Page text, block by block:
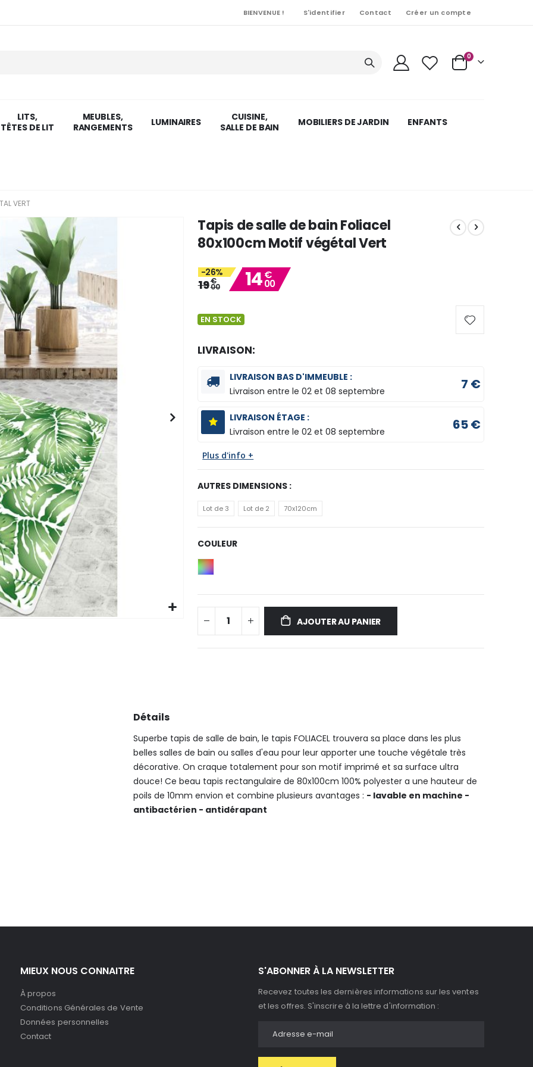
BIENVENUE ! S'identifier Contact Créer un compte
Cart
0Articles
LITS,
TÊTES DE LIT
MEUBLES,
RANGEMENTS
LUMINAIRES
CUISINE,
SALLE DE BAIN
MOBILIERS DE JARDIN ENFANTS
VERT
Tapis de salle de bain Foliacel
80x100cm Motif végétal Vert
-26%
19€
00 14€
00
EN STOCK
LIVRAISON:
LIVRAISON BAS D'IMMEUBLE :
Livraison entre le02 et 08 septembre 7 €
LIVRAISON ÉTAGE :
Livraison entre le02 et 08 septembre 65 €
Plus d'info +
AUTRES DIMENSIONS :
Lot de 3 Lot de 2 70x120cm
COULEUR
AJOUTER AU PANIER
Détails
Superbe tapis de salle de bain, le tapis FOLIACEL trouvera sa place dans les plus
belles salles de bain ou salles d'eau pour leur apporter une touche végétale très
décorative. On craque totalement pour son motif imprimé et sa surface ultra
douce! Ce beau tapis rectangulaire de 80x100cm 100% polyester a une hauteur de
poils de 10mm envion et combine plusieurs avantages : - lavable en machine -
antibactérien - antidérapant
MIEUX NOUS CONNAITRE
À propos
Conditions Générales de Vente
Données personnelles
Contact
S'ABONNER À LA NEWSLETTER
Recevez toutes les dernières informations sur les ventes
et les offres. S'inscrire à la lettre d'information :